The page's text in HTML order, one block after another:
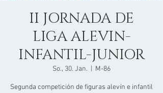
II JORNADA DE
LIGA ALEVIN-
INFANTIL-JUNIOR
So., 30. Jan. M-86
Segunda competición de figuras alevín e infantil